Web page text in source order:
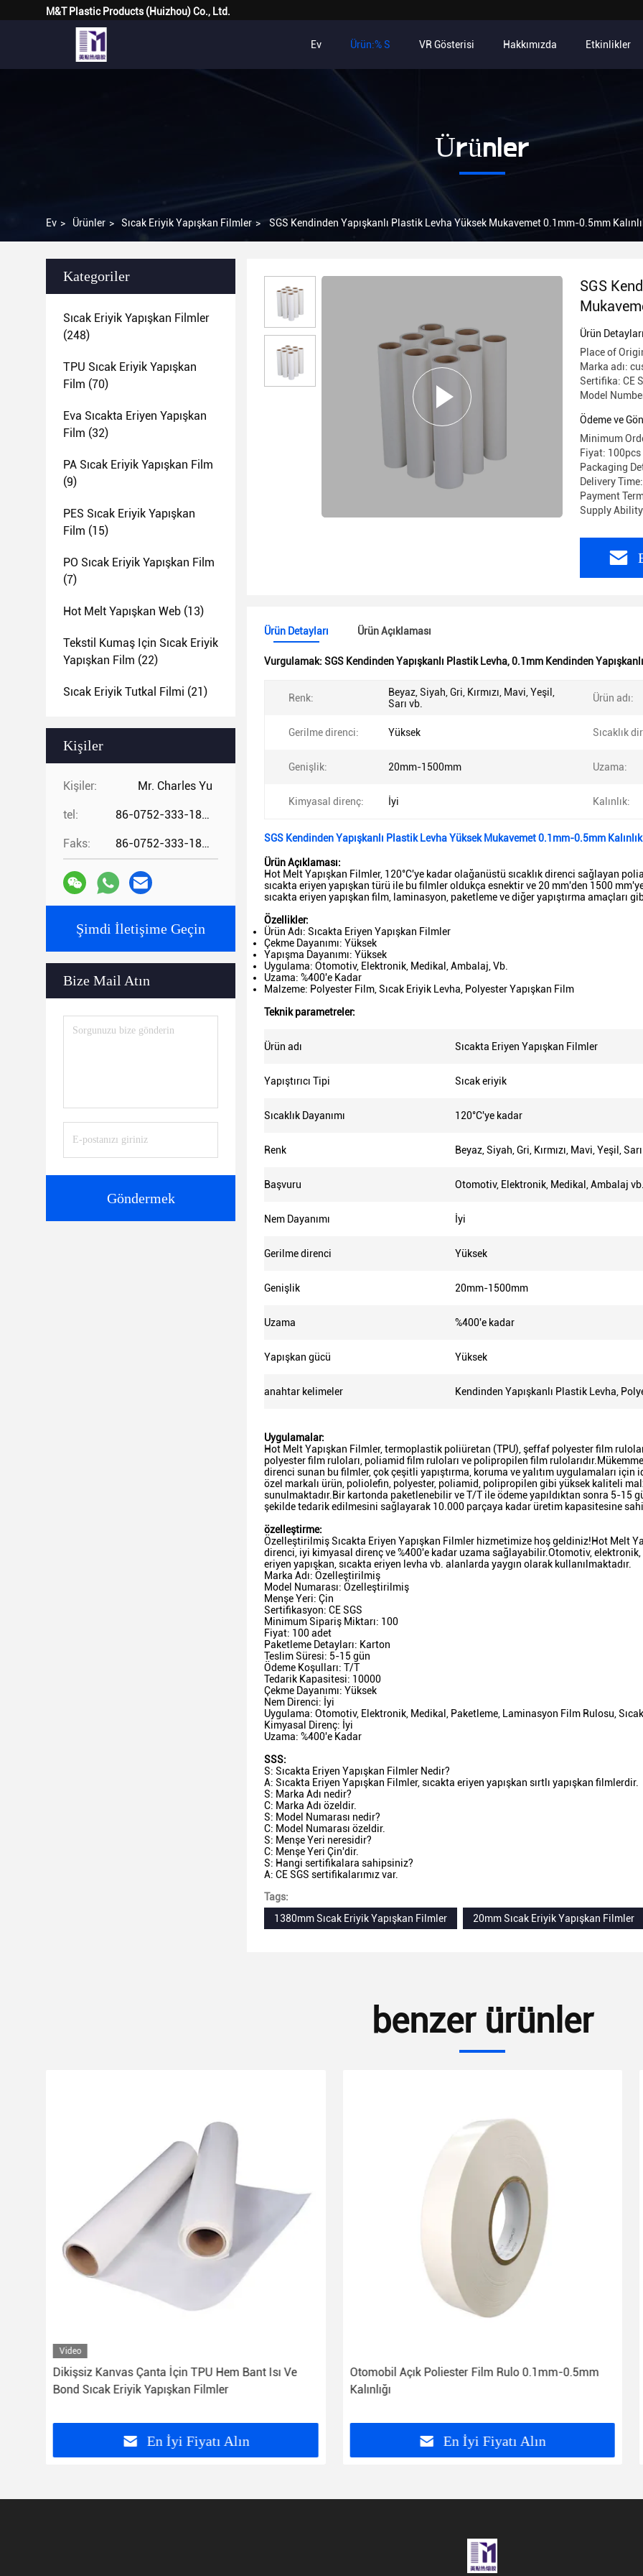
M&T Plastic Products (Huizhou) Co., Ltd.
Ev Ürün:% S VR Gösterisi Hakkımızda Etkinlikler
Ürünler
Ev > Ürünler > Sıcak Eriyik Yapışkan Filmler > SGS Kendinden Yapışkanlı Plastik Levha Yüksek Mukavemet 0.1mm-0.5mm
Kategoriler
Sıcak Eriyik Yapışkan Filmler
(248)
TPU Sıcak Eriyik Yapışkan
Film (70)
Eva Sıcakta Eriyen Yapışkan
Film (32)
PA Sıcak Eriyik Yapışkan Film
(9)
PES Sıcak Eriyik Yapışkan
Film (15)
PO Sıcak Eriyik Yapışkan Film
(7)
Hot Melt Yapışkan Web (13)
Tekstil Kumaş Için Sıcak Eriyik
Yapışkan Film (22)
Sıcak Eriyik Tutkal Filmi (21)
Kişiler
Kişiler: Mr. Charles Yu
tel: 86-0752-333-1862
Faks: 86-0752-333-1862
Şimdi İletişime Geçin
Bize Mail Atın
Göndermek
SGS
Ürün Detayları
Place of
Marka adı:
Sertifika: CE
Model
Ödeme ve
Minimum
Fiyat: 100pcs
Packaging
Delivery
Payment
Supply
Ürün Detayları Ürün Açıklaması
Vurgulamak: SGS Kendinden Yapışkanlı Plastik Levha,0.1mm Kendinden
Renk:
Beyaz, Siyah, Gri, Kırmızı, Mavi, Yeşil,
Sarı vb.
Ürün adı:
Gerilme direnci: Yüksek Sıcaklık
Genişlik: 20mm-1500mm Uzama:
Kimyasal direnç: İyi Kalınlık:
SGS Kendinden Yapışkanlı Plastik Levha Yüksek Mukavemet 0.1mm-0.5mm Kalınlık
Ürün Açıklaması:
Hot Melt Yapışkan Filmler, 120°C'ye kadar olağanüstü sıcaklık direnci sağlayan
sıcakta eriyen yapışkan türü ile bu filmler oldukça esnektir ve 20 mm'den 1500
sıcakta eriyen yapışkan film, laminasyon, paketleme ve diğer yapıştırma amaçları
Özellikler:
Ürün Adı: Sıcakta Eriyen Yapışkan Filmler
Çekme Dayanımı: Yüksek
Yapışma Dayanımı: Yüksek
Uygulama: Otomotiv, Elektronik, Medikal, Ambalaj, Vb.
Uzama: %400'e Kadar
Malzeme: Polyester Film, Sıcak Eriyik Levha, Polyester Yapışkan Film
Teknik parametreler:
Ürün adı Sıcakta Eriyen Yapışkan Filmler
Yapıştırıcı Tipi Sıcak eriyik
Sıcaklık Dayanımı 120°C'ye kadar
Renk Beyaz, Siyah, Gri, Kırmızı, Mavi, Yeşil,
Başvuru Otomotiv, Elektronik, Medikal, Ambalaj vb.
Nem Dayanımı İyi
Gerilme direnci Yüksek
Genişlik 20mm-1500mm
Uzama %400'e kadar
Yapışkan gücü Yüksek
anahtar kelimeler Kendinden Yapışkanlı Plastik Levha,
Uygulamalar:
Hot Melt Yapışkan Filmler, termoplastik poliüretan (TPU), şeffaf polyester film
polyester film ruloları, poliamid film ruloları ve polipropilen film
direnci sunan bu filmler, çok çeşitli yapıştırma, koruma ve yalıtım uygulamaları
özel markalı ürün, poliolefin, polyester, poliamid, polipropilen gibi yüksek kaliteli
sunulmaktadır.Bir kartonda paketlenebilir ve T/T ile ödeme yapıldıktan sonra 5-
şekilde tedarik edilmesini sağlayarak 10.000 parçaya kadar üretim kapasitesine
özelleştirme:
Özelleştirilmiş Sıcakta Eriyen Yapışkan Filmler hizmetimize hoş geldiniz!Hot Melt
direnci, iyi kimyasal direnç ve %400'e kadar uzama sağlayabilir.Otomotiv,
eriyen yapışkan, sıcakta eriyen levha vb. alanlarda yaygın olarak kullanılmaktadır.
Marka Adı: Özelleştirilmiş
Model Numarası: Özelleştirilmiş
Menşe Yeri: Çin
Sertifikasyon: CE SGS
Minimum Sipariş Miktarı: 100
Fiyat: 100 adet
Paketleme Detayları: Karton
Teslim Süresi: 5-15 gün
Ödeme Koşulları: T/T
Tedarik Kapasitesi: 10000
Çekme Dayanımı: Yüksek
Nem Direnci: İyi
Uygulama: Otomotiv, Elektronik, Medikal, Paketleme, Laminasyon Film Rulosu,
Kimyasal Direnç: İyi
Uzama: %400'e Kadar
SSS:
S: Sıcakta Eriyen Yapışkan Filmler Nedir?
A: Sıcakta Eriyen Yapışkan Filmler, sıcakta eriyen yapışkan sırtlı yapışkan filmlerdir.
S: Marka Adı nedir?
C: Marka Adı özeldir.
S: Model Numarası nedir?
C: Model Numarası özeldir.
S: Menşe Yeri neresidir?
C: Menşe Yeri Çin'dir.
S: Hangi sertifikalara sahipsiniz?
A: CE SGS sertifikalarımız var.
Tags:
1380mm Sıcak Eriyik Yapışkan Filmler
20mm Sıcak Eriyik Yapışkan Filmler
benzer ürünler
Video
Dikişsiz Kanvas Çanta İçin TPU Hem Bant Isı Ve
Bond Sıcak Eriyik Yapışkan Filmler
En İyi Fiyatı Alın
Otomobil Açık Poliester Film Rulo 0.1mm-0.5mm
Kalınlığı
En İyi Fiyatı Alın